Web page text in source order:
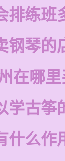
排练班
钢琴的
在哪
学古筝
什么作